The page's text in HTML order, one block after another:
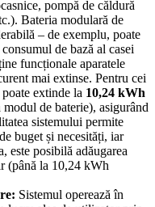
pompă de căldură
Bateria modulară de
– de exemplu, poate
de bază al casei
funcționale aparatele
mai extinse. Pentru cei
extinde la 10,24 kWh
de baterie), asigurând
sistemului permite
buget și necesități, iar
este posibilă adăugarea
(până la 10,24 kWh
Sistemul operează în